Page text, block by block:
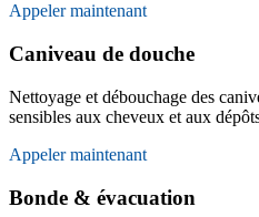
Appeler maintenant
Caniveau de douche
Nettoyage et débouchage des
sensibles aux cheveux et aux
Appeler maintenant
Bonde & évacuation